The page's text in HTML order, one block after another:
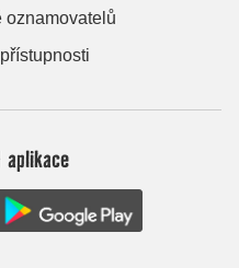
oznamovatelů
aplikace